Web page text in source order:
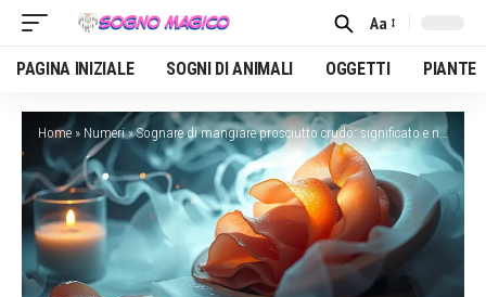
Font
Resizer
Aa
PAGINA INIZIALE SOGNI DI ANIMALI OGGETTI PIANTE
Home » Numeri»Sognare di mangiare prosciutto crudo: significato e numeri del Lotto